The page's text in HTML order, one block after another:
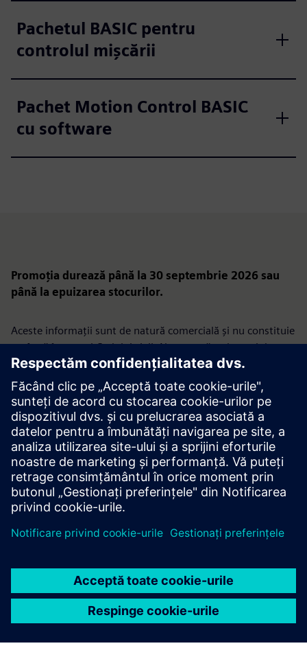
Pachetul BASIC pentru
controlul mișcării
Pachet Motion Control BASIC
cu software
Promoția durează până la 30 septembrie 2026 sau
până la epuizarea stocurilor.
Aceste informații sunt de natură comercială și nu constituie
o ofertă în sensul Codului civil. Ne rezervăm dreptul de a
prezenta o ofertă în cadrul acestei promoții numai
companiilor selectate.
Promovarea nu se adresează consumatorilor.
Siemens Sp. z o.o., ul. Żupnicza 11, 03-821 Varșovia | Tel.
+48 22 870 9000 | Tribunalul districtual al capitalei
Varșovia, Secția a 14-a comercială a Registrului Tribunalului
Național, KRS 0000031854, Capital social: 96.831.415.00
PLN, cod fiscal (NIP): 526-03-02-870